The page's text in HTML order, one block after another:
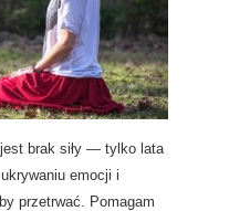
brak siły — tylko lata
emocji i
przetrwać. Pomagam